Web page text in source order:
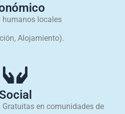
humanos locales
Alojamiento).
Social
en comunidades de